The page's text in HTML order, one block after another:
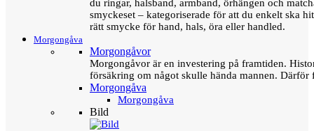
du ringar, halsband, armband, örhängen och
smyckeset – kategoriserade för att du enkelt ska
rätt smycke för hand, hals, öra eller handled.
Morgongåva
Morgongåvor
Morgongåvor är en investering på framtiden.
försäkring om något skulle hända mannen.
Morgongåva
Morgongåva
Bild